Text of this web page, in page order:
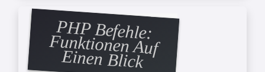
PHP Befehle:
Funktionen Auf
Einen Blick